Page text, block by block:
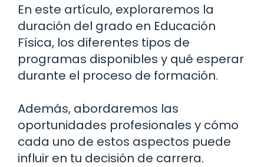
En este artículo, exploraremos la
duración del grado en Educación
Física, los diferentes tipos de
programas disponibles y qué esperar
durante el proceso de formación.
Además, abordaremos las
oportunidades profesionales y cómo
cada uno de estos aspectos puede
influir en tu decisión de carrera.